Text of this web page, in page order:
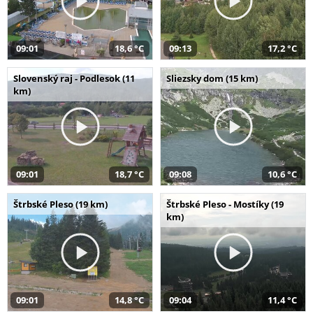
09:01 18,6 °C 09:13 17,2 °C
Slovenský raj - Podlesok (11
km)
09:01 18,7 °C
Sliezsky dom (15 km)
09:08 10,6 °C
Štrbské Pleso (19 km)
09:01 14,8 °C
Štrbské Pleso - Mostíky (19
km)
09:04 11,4 °C